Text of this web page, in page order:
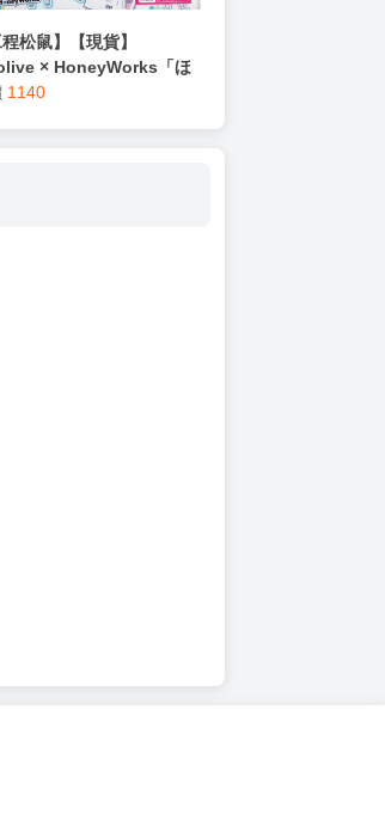
程松鼠】【現貨】
× HoneyWorks「ほ
ヶ丘高校 Originals」初
1140